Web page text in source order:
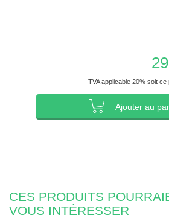
TVA applicable 20% soit
Ajouter au
CES PRODUITS
VOUS INTÉRESSER